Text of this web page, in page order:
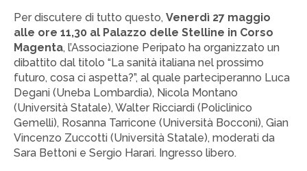
Per discutere di tutto questo, Venerdì 27 maggio
alle ore 11,30 al Palazzo delle Stelline in Corso
Magenta, l’Associazione Peripato ha organizzato un
dibattito dal titolo “La sanità italiana nel prossimo
futuro, cosa ci aspetta?”, al quale parteciperanno Luca
Degani (Uneba Lombardia), Nicola Montano
(Università Statale), Walter Ricciardi (Policlinico
Gemelli), Rosanna Tarricone (Università Bocconi), Gian
Vincenzo Zuccotti (Università Statale), moderati da
Sara Bettoni e Sergio Harari. Ingresso libero.